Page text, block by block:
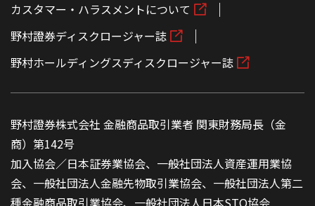
カスタマー・ハラスメントについて
野村證券ディスクロージャー誌
野村ホールディングスディスクロージャー誌
野村證券株式会社 金融商品取引業者 関東財務局長（金
商）第142号
加入協会／日本証券業協会、一般社団法人資産運用業協
会、一般社団法人金融先物取引業協会、一般社団法人第二